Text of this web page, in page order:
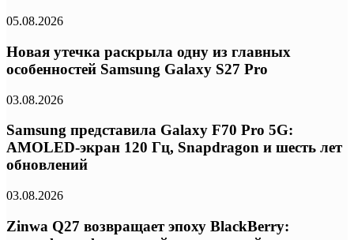
05.08.2026
Новая утечка раскрыла одну из главных
особенностей Samsung Galaxy S27 Pro
03.08.2026
Samsung представила Galaxy F70 Pro 5G:
AMOLED-экран 120 Гц, Snapdragon и шесть лет
обновлений
03.08.2026
Zinwa Q27 возвращает эпоху BlackBerry: